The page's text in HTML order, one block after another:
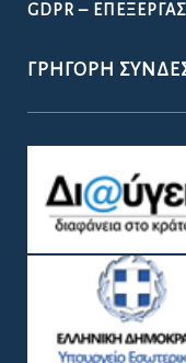
GDPR –
ΓΡΉΓΟΡΗ